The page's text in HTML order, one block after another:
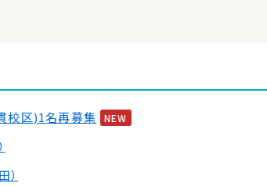
校区)1名再募集 NEW
）